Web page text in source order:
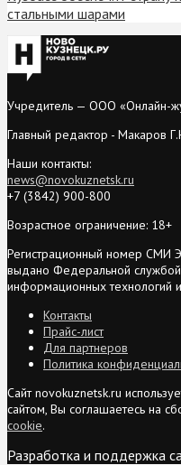
стальными шарами
Учредитель — ООО «Онлайн-
Главный редактор - Макаров
Наши контакты:
news@novokuznetsk.ru
+7 (3842) 900-800
Возрастное ограничение: 18+
Регистрационный номер СМИ
выдано Федеральной
информационных технологий
Контакты
Прайс-лист
Для партнеров
Политика
Сайт novokuznetsk.ru
сайтом, Вы соглашаетесь на
cookie.
Разработка и поддержка